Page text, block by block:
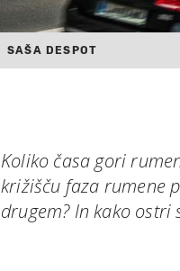
SAŠA DESPOT
Koliko časa gori
križišču faza rumene
drugem? In kako